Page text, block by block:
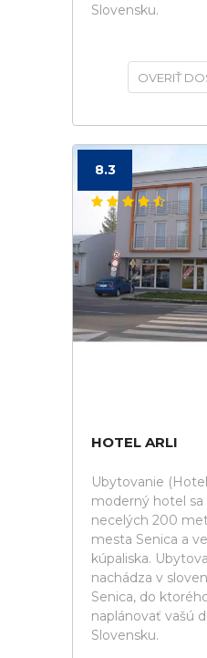
Slovensku.
OVERIŤ
8.3
HOTEL ARLI
Ubytovanie
moderný hotel sa
necelých 200
mesta Senica a
kúpaliska.
nachádza v
Senica, do
naplánovať vašú
Slovensku.